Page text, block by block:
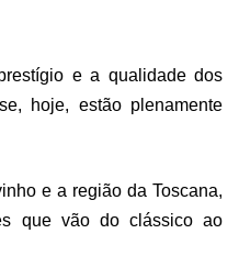
e a qualidade dos
hoje, estão plenamente
e a região da Toscana,
que vão do clássico ao